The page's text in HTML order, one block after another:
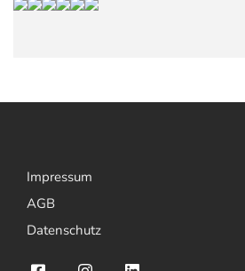
Impressum
AGB
Datenschutz